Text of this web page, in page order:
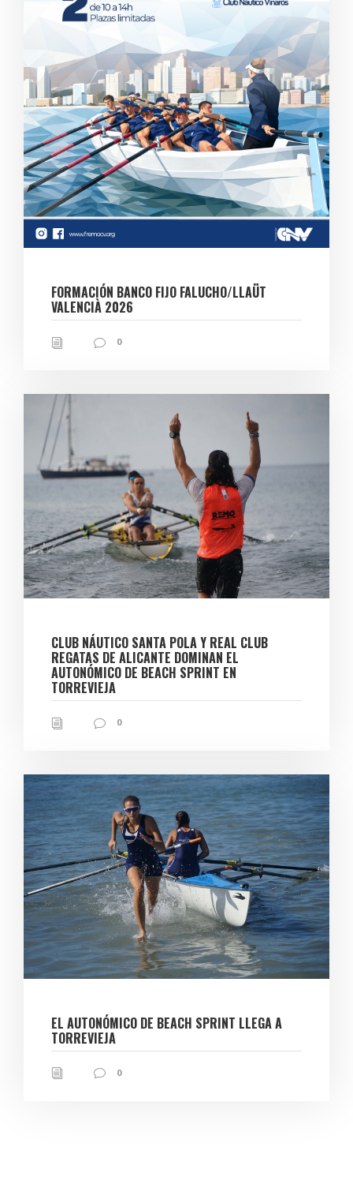
FORMACIÓN BANCO FIJO FALUCHO/LLAÜT
VALENCIÀ 2026
0
CLUB NÁUTICO SANTA POLA Y REAL CLUB
REGATAS DE ALICANTE DOMINAN EL
AUTONÓMICO DE BEACH SPRINT EN
TORREVIEJA
0
EL AUTONÓMICO DE BEACH SPRINT LLEGA A
TORREVIEJA
0